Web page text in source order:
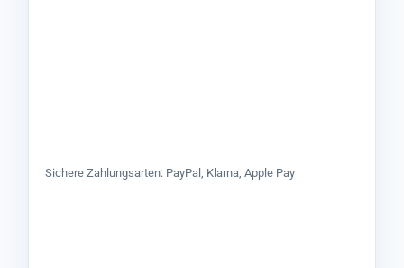
Sichere Zahlungsarten: PayPal, Klarna, Apple Pay